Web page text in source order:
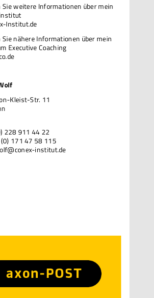
Sie weitere Informationen über mein
Institut.de
Sie nähere Informationen über mein
Executive Coaching
Kleist-Str. 11
228 911 44 22
171 47 58 115
institut.de